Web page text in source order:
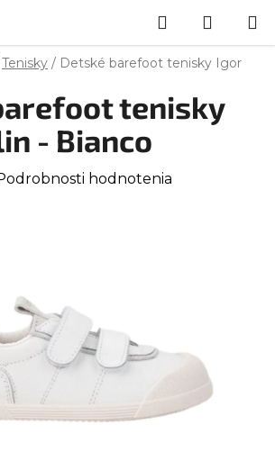
Hľadať
KOŠÍK
Tenisky / Detské barefoot tenisky Igor
tenisky
- Bianco
hodnotenia